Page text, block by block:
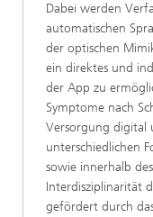
Dabei werden
automatischen
der optischen
ein direktes und
der App zu
Symptome nach
Versorgung digital
unterschiedlichen
sowie innerhalb
Interdisziplinarität
gefördert durch